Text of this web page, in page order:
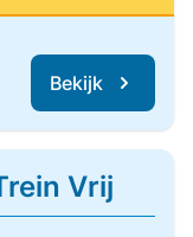
Bekijk
Vrij